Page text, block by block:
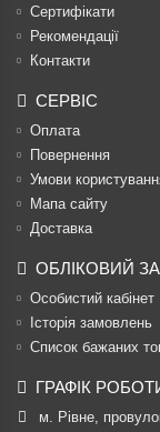
Сертифікати
Рекомендації
Контакти
СЕРВІС
Оплата
Повернення
Умови
Мапа сайту
Доставка
ОБЛІКОВИЙ
Особистий кабінет
Історія замовлень
Список бажаних
ГРАФІК
м. Рівне,